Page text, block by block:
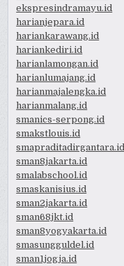
ekspresindramayu.id
harianjepara.id
hariankarawang.id
hariankediri.id
harianlamongan.id
harianlumajang.id
harianmajalengka.id
harianmalang.id
smanics-serpong.id
smakstlouis.id
smapraditadirgantara.id
sman8jakarta.id
smalabschool.id
smaskanisius.id
sman2jakarta.id
sman68jkt.id
sman8yogyakarta.id
smasungguldel.id
sman1jogja.id